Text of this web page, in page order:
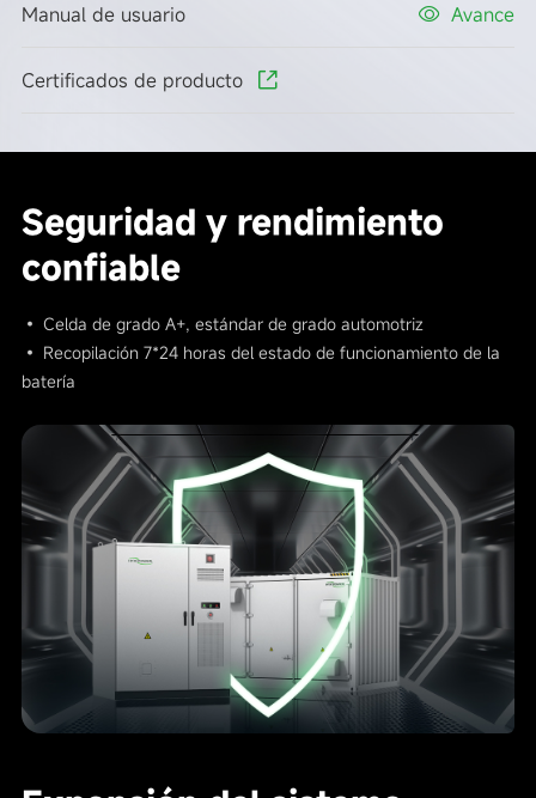
Manual de usuario Avance
Certificados de producto
Seguridad y rendimiento
confiable
• Celda de grado A+, estándar de grado automotriz
• Recopilación 7*24 horas del estado de funcionamiento de la
batería